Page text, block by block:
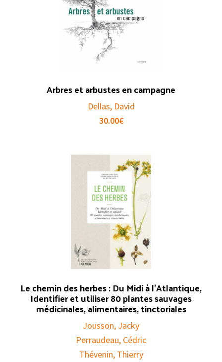
Arbres et arbustes en campagne
Dellas, David
30.00€
Le chemin des herbes : Du Midi à l’Atlantique,
Identifier et utiliser 80 plantes sauvages
médicinales, alimentaires, tinctoriales
Jousson, Jacky
Perraudeau, Cédric
Thévenin, Thierry